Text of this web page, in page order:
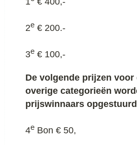
2e € 200.-
3e € 100,-
De volgende prijzen
overige categorieën
prijswinnaars
4e Bon € 50,